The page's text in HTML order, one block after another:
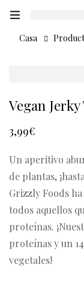
Casa
Vegan
3,99€
Un aperitivo
de plantas,
Grizzly Foods
todos aquellos
proteínas.
proteínas y un
vegetales!